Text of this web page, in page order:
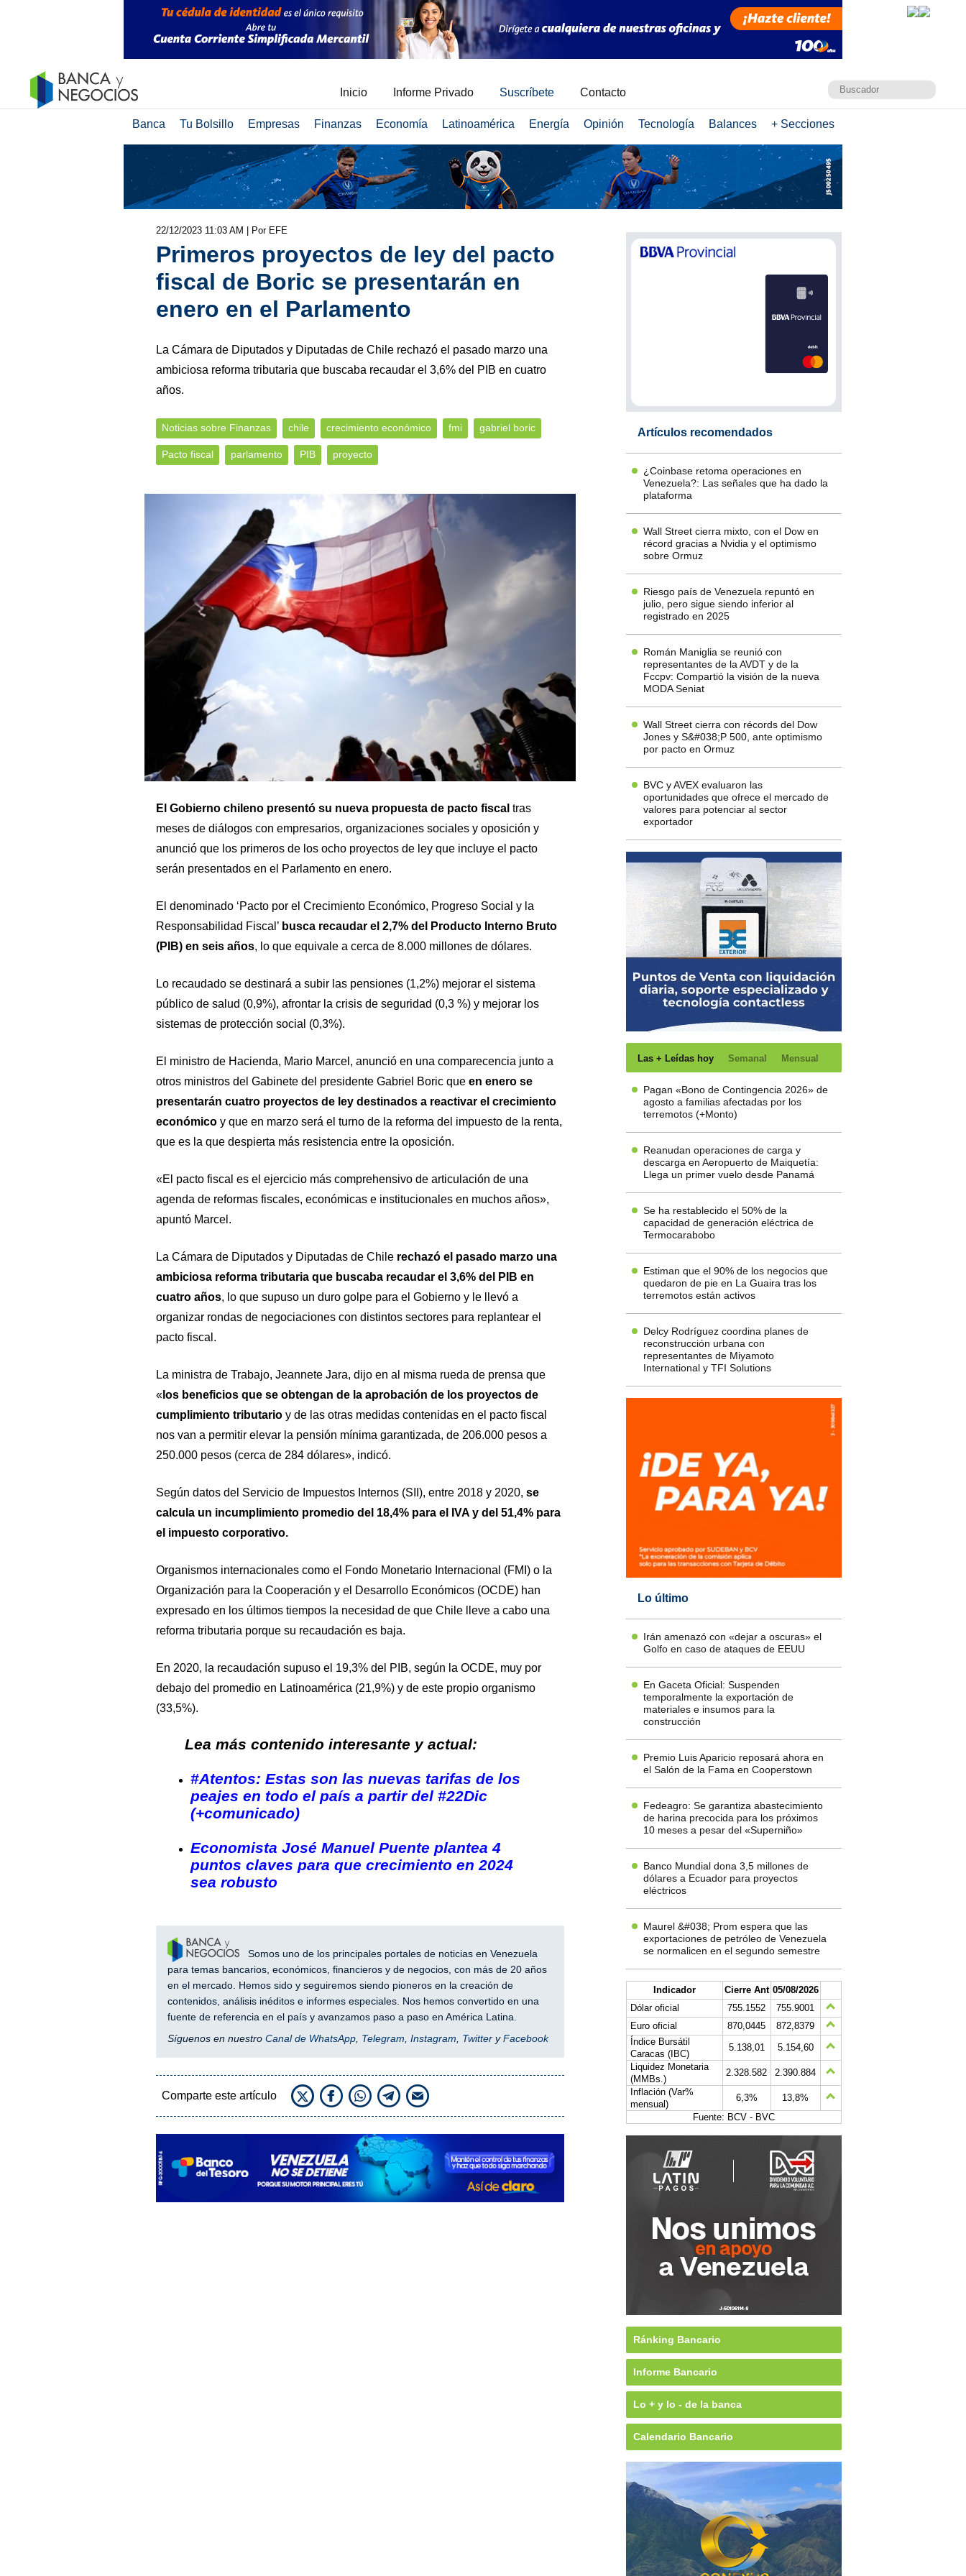
Inicio Informe Privado Suscríbete Contacto
Banca Tu Bolsillo Empresas Finanzas Economía Latinoamérica Energía Opinión Tecnología Balances + Secciones
22/12/2023 11:03 AM | Por EFE
Primeros proyectos de ley del pacto
fiscal de Boric se presentarán en
enero en el Parlamento
La Cámara de Diputados y Diputadas de Chile rechazó el pasado marzo una
ambiciosa reforma tributaria que buscaba recaudar el 3,6% del PIB en cuatro
años.
Noticias sobre Finanzas chile crecimiento económico fmi gabriel boric
Pacto fiscal parlamento PIB proyecto
El Gobierno chileno presentó su nueva propuesta de pacto fiscal tras
meses de diálogos con empresarios, organizaciones sociales y oposición y
anunció que los primeros de los ocho proyectos de ley que incluye el pacto
serán presentados en el Parlamento en enero.
El denominado ‘Pacto por el Crecimiento Económico, Progreso Social y la
Responsabilidad Fiscal’ busca recaudar el 2,7% del Producto Interno Bruto
(PIB) en seis años, lo que equivale a cerca de 8.000 millones de dólares.
Lo recaudado se destinará a subir las pensiones (1,2%) mejorar el sistema
público de salud (0,9%), afrontar la crisis de seguridad (0,3 %) y mejorar los
sistemas de protección social (0,3%).
El ministro de Hacienda, Mario Marcel, anunció en una comparecencia junto a
otros ministros del Gabinete del presidente Gabriel Boric que en enero se
presentarán cuatro proyectos de ley destinados a reactivar el crecimiento
económicoy que en marzo será el turno de la reforma del impuesto de la renta,
que es la que despierta más resistencia entre la oposición.
«El pacto fiscal es el ejercicio más comprehensivo de articulación de una
agenda de reformas fiscales, económicas e institucionales en muchos años»,
apuntó Marcel.
La Cámara de Diputados y Diputadas de Chile rechazó el pasado marzo una
ambiciosa reforma tributaria que buscaba recaudar el 3,6% del PIB en
cuatro años, lo que supuso un duro golpe para el Gobierno y le llevó a
organizar rondas de negociaciones con distintos sectores para replantear el
pacto fiscal.
La ministra de Trabajo, Jeannete Jara, dijo en al misma rueda de prensa que
«los beneficios que se obtengan de la aprobación de los proyectos de
cumplimiento tributarioy de las otras medidas contenidas en el pacto fiscal
nos van a permitir elevar la pensión mínima garantizada, de 206.000 pesos a
250.000 pesos (cerca de 284 dólares», indicó.
Según datos del Servicio de Impuestos Internos (SII), entre 2018 y 2020, se
calcula un incumplimiento promedio del 18,4% para el IVA y del 51,4% para
el impuesto corporativo.
Organismos internacionales como el Fondo Monetario Internacional (FMI) o la
Organización para la Cooperación y el Desarrollo Económicos (OCDE) han
expresado en los últimos tiempos la necesidad de que Chile lleve a cabo una
reforma tributaria porque su recaudación es baja.
En 2020, la recaudación supuso el 19,3% del PIB, según la OCDE, muy por
debajo del promedio en Latinoamérica (21,9%) y de este propio organismo
(33,5%).
Lea más contenido interesante y actual:
#Atentos: Estas son las nuevas tarifas de los
peajes en todo el país a partir del #22Dic
(+comunicado)
Economista José Manuel Puente plantea 4
puntos claves para que crecimiento en 2024
sea robusto
Somos uno de los principales portales de noticias en Venezuela
para temas bancarios, económicos, financieros y de negocios, con más de 20 años
en el mercado. Hemos sido y seguiremos siendo pioneros en la creación de
contenidos, análisis inéditos e informes especiales. Nos hemos convertido en una
fuente de referencia en el país y avanzamos paso a paso en América Latina.
Síguenos en nuestro Canal de WhatsApp, Telegram, Instagram, TwitteryFacebook
Comparte este artículo
Artículos recomendados
¿Coinbase retoma operaciones en
Venezuela?: Las señales que ha dado la
plataforma
Wall Street cierra mixto, con el Dow en
récord gracias a Nvidia y el optimismo
sobre Ormuz
Riesgo país de Venezuela repuntó en
julio, pero sigue siendo inferior al
registrado en 2025
Román Maniglia se reunió con
representantes de la AVDT y de la
Fccpv: Compartió la visión de la nueva
MODA Seniat
Wall Street cierra con récords del Dow
Jones y S&#038;P 500, ante optimismo
por pacto en Ormuz
BVC y AVEX evaluaron las
oportunidades que ofrece el mercado de
valores para potenciar al sector
exportador
Las + Leídas hoy Semanal Mensual
Pagan «Bono de Contingencia 2026» de
agosto a familias afectadas por los
terremotos (+Monto)
Reanudan operaciones de carga y
descarga en Aeropuerto de Maiquetía:
Llega un primer vuelo desde Panamá
Se ha restablecido el 50% de la
capacidad de generación eléctrica de
Termocarabobo
Estiman que el 90% de los negocios que
quedaron de pie en La Guaira tras los
terremotos están activos
Delcy Rodríguez coordina planes de
reconstrucción urbana con
representantes de Miyamoto
International y TFI Solutions
Lo último
Irán amenazó con «dejar a oscuras» el
Golfo en caso de ataques de EEUU
En Gaceta Oficial: Suspenden
temporalmente la exportación de
materiales e insumos para la
construcción
Premio Luis Aparicio reposará ahora en
el Salón de la Fama en Cooperstown
Fedeagro: Se garantiza abastecimiento
de harina precocida para los próximos
10 meses a pesar del «Superniño»
Banco Mundial dona 3,5 millones de
dólares a Ecuador para proyectos
eléctricos
Maurel &#038; Prom espera que las
exportaciones de petróleo de Venezuela
se normalicen en el segundo semestre
Indicador Cierre Ant 05/08/2026
Dólar oficial
755.1552
755.9001
Euro oficial
870,0445
872,8379
Índice Bursátil
Caracas (IBC)
5.138,01
5.154,60
Liquidez Monetaria
(MMBs.)
2.328.582
2.390.884
Inflación (Var%
mensual)
6,3%
13,8%
Fuente: BCV - BVC
Ránking Bancario
Informe Bancario
Lo + y lo - de la banca
Calendario Bancario